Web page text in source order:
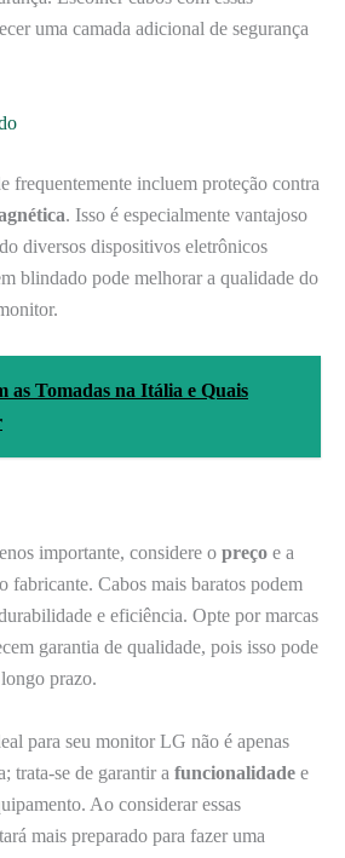
uma camada adicional de segurança
frequentemente incluem proteção contra
. Isso é especialmente vantajoso
diversos dispositivos eletrônicos
blindado pode melhorar a qualidade do
as Tomadas na Itália e Quais
importante, considere o preço e a
fabricante. Cabos mais baratos podem
e eficiência. Opte por marcas
garantia de qualidade, pois isso pode
prazo.
para seu monitor LG não é apenas
trata-se de garantir a funcionalidade e
Ao considerar essas
mais preparado para fazer uma